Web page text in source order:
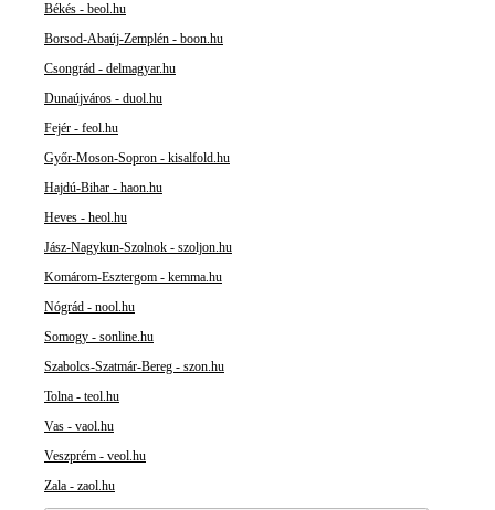
Békés - beol.hu
Borsod-Abaúj-Zemplén - boon.hu
Csongrád - delmagyar.hu
Dunaújváros - duol.hu
Fejér - feol.hu
Győr-Moson-Sopron - kisalfold.hu
Hajdú-Bihar - haon.hu
Heves - heol.hu
Jász-Nagykun-Szolnok - szoljon.hu
Komárom-Esztergom - kemma.hu
Nógrád - nool.hu
Somogy - sonline.hu
Szabolcs-Szatmár-Bereg - szon.hu
Tolna - teol.hu
Vas - vaol.hu
Veszprém - veol.hu
Zala - zaol.hu